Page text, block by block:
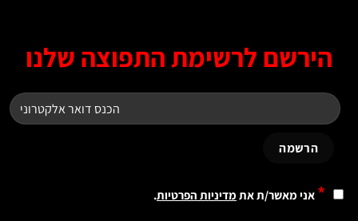
לרשימת התפוצה שלנו
אני מאשר/ת אתמדיניות הפרטיות.